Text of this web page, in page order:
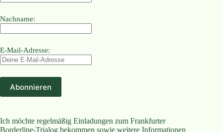
Nachname:
E-Mail-Adresse:
Ich möchte regelmäßig Einladungen zum Frankfurter
Borderline-Trialog bekommen sowie weitere Informationen